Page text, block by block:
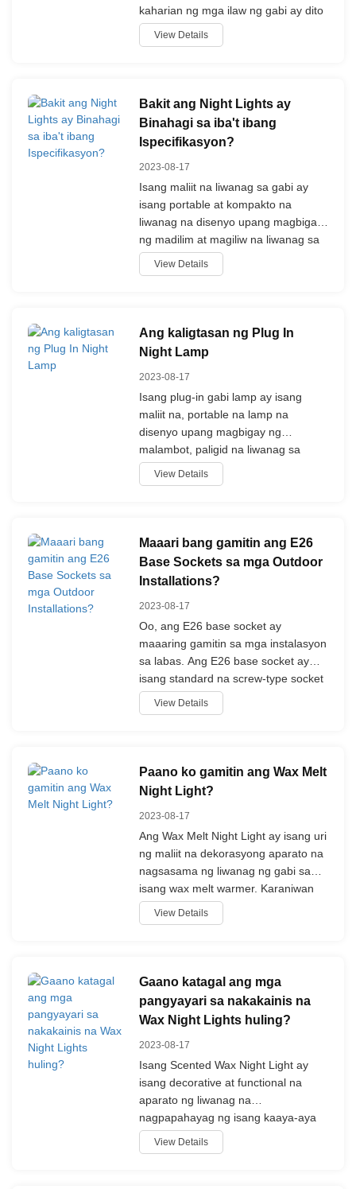
kaharian ng mga ilaw ng gabi ay dito
upang lumikha ng mainit-init at
naghihimok na ambisyon sa mga
View Details
Bakit ang Night Lights ay
Binahagi sa iba't ibang
Ispecifikasyon?
2023-08-17
Isang maliit na liwanag sa gabi ay
isang portable at kompakto na
liwanag na disenyo upang magbigay
ng madilim at magiliw na liwanag sa
panahon ng gabi.
View Details
Ang kaligtasan ng Plug In
Night Lamp
2023-08-17
Isang plug-in gabi lamp ay isang
maliit na, portable na lamp na
disenyo upang magbigay ng
malambot, paligid na liwanag sa
panahon ng gabi.
View Details
Maaari bang gamitin ang E26
Base Sockets sa mga Outdoor
Installations?
2023-08-17
Oo, ang E26 base socket ay
maaaring gamitin sa mga instalasyon
sa labas. Ang E26 base socket ay
isang standard na screw-type socket
na ginagamit para sa mga light
fixtures.
View Details
Paano ko gamitin ang Wax Melt
Night Light?
2023-08-17
Ang Wax Melt Night Light ay isang uri
ng maliit na dekorasyong aparato na
nagsasama ng liwanag ng gabi sa
isang wax melt warmer. Karaniwan
ay may base na may plug, light bulb
o heating element, at dish o tray sa
View Details
Gaano katagal ang mga
pangyayari sa nakakainis na
Wax Night Lights huling?
2023-08-17
Isang Scented Wax Night Light ay
isang decorative at functional na
aparato ng liwanag na
nagpapahayag ng isang kaaya-aya
na amoy kapag ang wax ay
tumutunaw. Ito ay karaniwang
View Details